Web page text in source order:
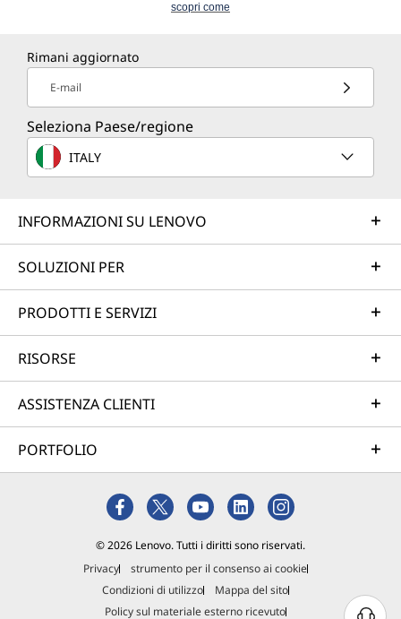
scopri come
Rimani aggiornato
E-mail
Seleziona Paese/regione
ITALY
INFORMAZIONI SU LENOVO
SOLUZIONI PER
PRODOTTI E SERVIZI
RISORSE
ASSISTENZA CLIENTI
PORTFOLIO
© 2026 Lenovo. Tutti i diritti sono riservati.
Privacy
strumento per il consenso ai cookie
Condizioni di utilizzo
Mappa del sito
Policy sul materiale esterno ricevuto